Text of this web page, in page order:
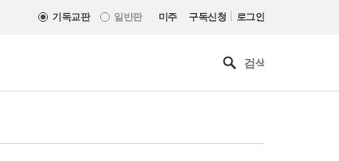
기독교판 일반판 미주 구독신청 | 로그인